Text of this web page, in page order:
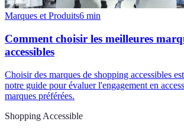
Marques et Produits6 min
Comment choisir les meilleures
accessibles
Choisir des marques de shopping accessibles
notre guide pour évaluer l'engagement en
marques préférées.
Shopping Accessible